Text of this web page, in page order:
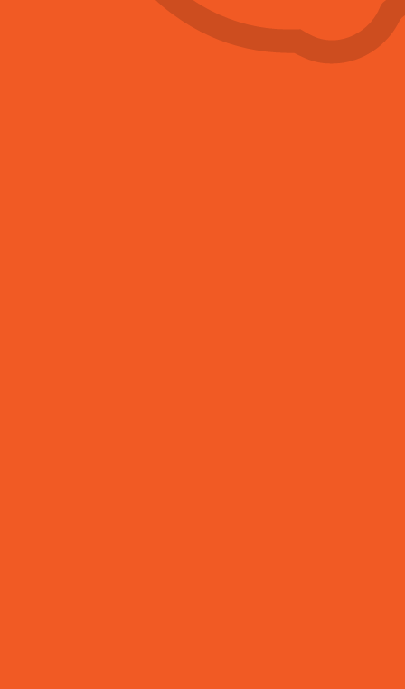
vybraná a schválená místa. Aby bylo hubení škůdců
úspěšná, v průběhu následujících dvou týdnů k vám
naši odborníci přijedou ještě třikrát. Během návštěvy